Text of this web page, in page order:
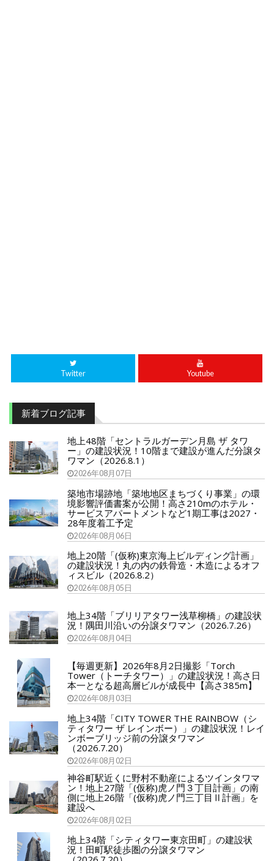
Twitter Youtube
新着ブログ記事
地上48階「セントラルガーデン月島 ザ タワ
ー」の建設状況！10階まで建設が進んだ分譲タ
ワマン（2026.8.1）
2026年08月07日
築地市場跡地「築地地区まちづくり事業」の環
境影響評価書案が公開！高さ210mのホテル・
サービスアパートメントなど1期工事は2027・
28年度着工予定
2026年08月06日
地上20階「(仮称)東京海上ビルディング計画」
の建設状況！丸の内の鉄骨造・木造によるオフ
ィスビル（2026.8.2）
2026年08月05日
地上34階「ブリリアタワー浅草柳橋」の建設状
況！隅田川沿いの分譲タワマン（2026.7.26）
2026年08月04日
【毎週更新】2026年8月2日撮影「Torch
Tower（トーチタワー）」の建設状況！高さ日
本一となる超高層ビルが成長中【高さ385m】
2026年08月03日
地上34階「CITY TOWER THE RAINBOW（シ
ティタワー ザ レインボー）」の建設状況！レイ
ンボーブリッジ前の分譲タワマン
（2026.7.20）
2026年08月02日
神谷町駅近くに野村不動産によるツインタワマ
ン！地上27階「(仮称)虎ノ門３丁目計画」の南
側に地上26階「(仮称)虎ノ門三丁目Ⅱ計画」を
建設へ
2026年08月02日
地上34階「シティタワー東京田町」の建設状
況！田町駅徒歩圏の分譲タワマン